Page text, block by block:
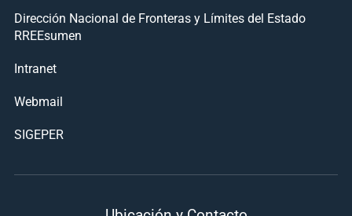
Dirección Nacional de Fronteras y Límites del Estado
RREEsumen
Intranet
Webmail
SIGEPER